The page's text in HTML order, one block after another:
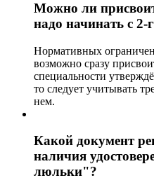
Можно ли
надо начинать с 2-
Нормативных
возможно сразу
специальности
то следует учитывать
нем.
Какой документ
наличия
люльки"?